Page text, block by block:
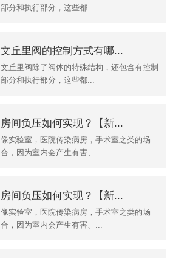
部分和执行部分，这些都...
文丘里阀的控制方式有哪...
文丘里阀除了阀体的特殊结构，还包含有控制
部分和执行部分，这些都...
房间负压如何实现？【新...
像实验室，医院传染病房，手术室之类的场
合，因为室内会产生有害、...
房间负压如何实现？【新...
像实验室，医院传染病房，手术室之类的场
合，因为室内会产生有害、...